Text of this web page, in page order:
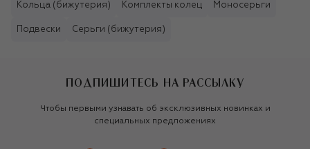
Кольца (бижутерия) Комплекты колец Моносерьги
Подвески Серьги (бижутерия)
ПОДПИШИТЕСЬ НА РАССЫЛКУ
Чтобы первыми узнавать об эксклюзивных новинках и
специальных предложениях